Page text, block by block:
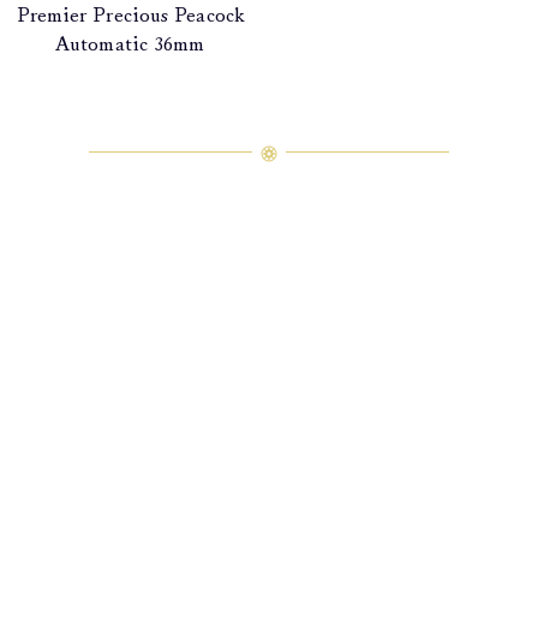
Premier Precious Peacock
Automatic 36mm